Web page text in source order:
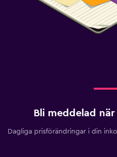
Nyckelåtkomst
Bli meddelad
Dagliga prisförändringar i din